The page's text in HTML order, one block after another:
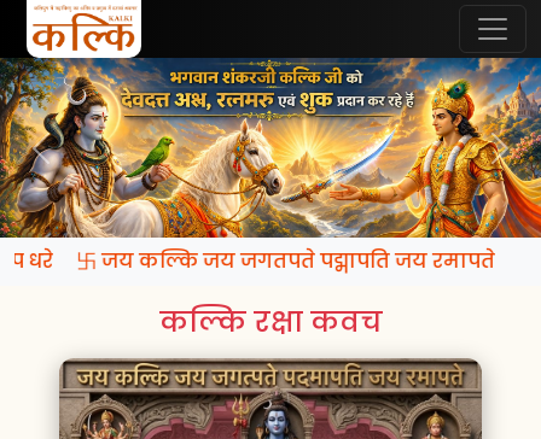
धरे 卐 जय कल्कि जय जगतपते पद्मापति जय रमापते
कल्कि रक्षा कवच